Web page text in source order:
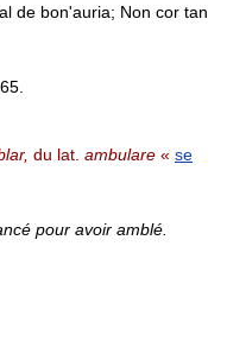
de bon'auria; Non cor tan
du lat. ambulare « se
pour avoir amblé.